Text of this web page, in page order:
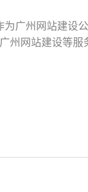
广州网站建设
州网站建设等